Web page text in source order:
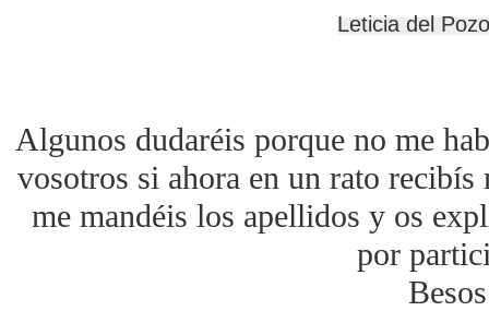
Leticia del
Algunos dudaréis porque no me
vosotros si ahora en un rato
me mandéis los apellidos y os
por
Besos